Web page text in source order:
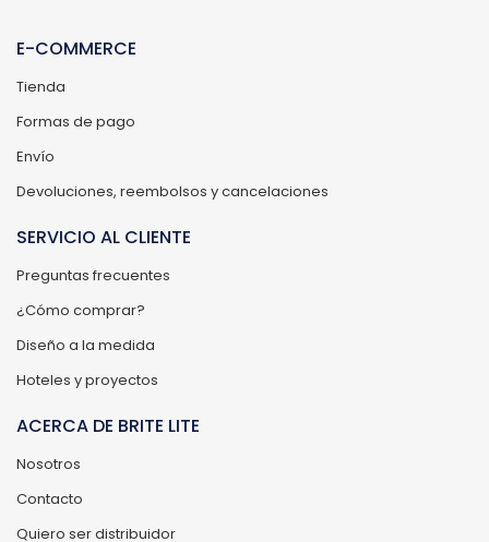
E-COMMERCE
Tienda
Formas de pago
Envío
Devoluciones, reembolsos y cancelaciones
SERVICIO AL CLIENTE
Preguntas frecuentes
¿Cómo comprar?
Diseño a la medida
Hoteles y proyectos
ACERCA DE BRITE LITE
Nosotros
Contacto
Quiero ser distribuidor